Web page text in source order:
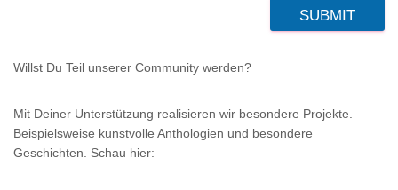
SUBMIT
Willst Du Teil unserer Community werden?
Mit Deiner Unterstützung realisieren wir besondere Projekte.
Beispielsweise kunstvolle Anthologien und besondere
Geschichten. Schau hier: